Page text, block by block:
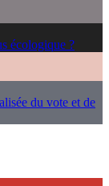
écologique ?
du vote et de